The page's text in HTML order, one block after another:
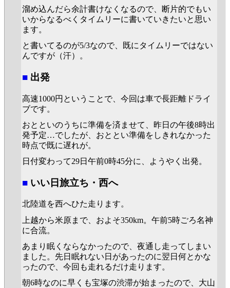
溜め込んだら余計書けなくなるので、断片的でもい
いからなるべくタイムリーに書いていきたいと思い
ます。
と書いてるのが5/3なので、既にタイムリーではない
んですが（汗）。
■ 出発
高速1000円ということで、今回は車で長距離ドライ
ブです。
おとといのうちに準備を済ませて、昨日の午後8時出
発予定…でしたが、おととい準備をしきれなかった
時点で既に遅れが。
日付変わって29日午前0時45分に、ようやく出発。
■ いい日旅立ち・西へ
北陸道を西へひた走ります。
上越から米原まで、およそ350km。午前5時ごろ名神
に合流。
あまり眠くならなかったので、夜通し走ってしまい
ました。先日眠れない日があったのに翌日何とかな
ったので、今回も走れるだけ走ります。
朝6時なのに早くも宝塚の渋滞が始まったので、大山